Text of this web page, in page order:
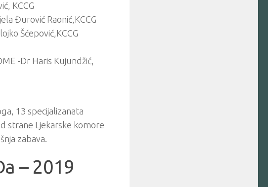
KCCG
Đurović Raonić,KCCG
Šćepović,KCCG
-Dr Haris Kujundžić,
13 specijalizanata
strane Ljekarske komore
zabava.
– 2019